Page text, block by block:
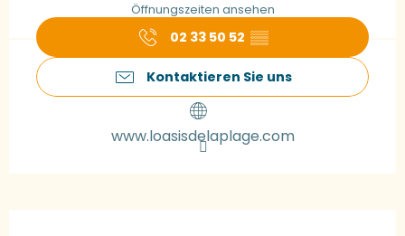
Öffnungszeiten ansehen
02 33 50 52 ▒▒
Kontaktieren Sie uns
www.loasisdelaplage.com